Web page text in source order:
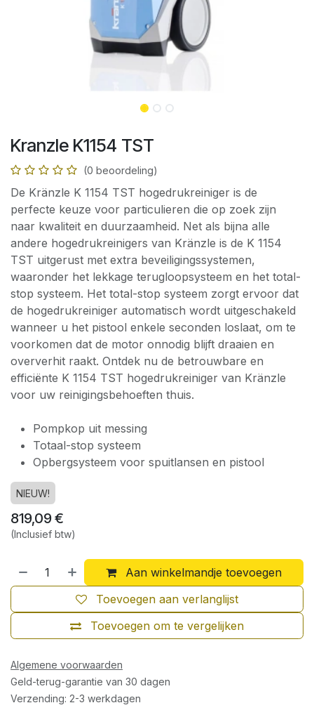
Kranzle K1154 TST
(0 beoordeling)
De Kränzle K 1154 TST hogedrukreiniger is de
perfecte keuze voor particulieren die op zoek zijn
naar kwaliteit en duurzaamheid. Net als bijna alle
andere hogedrukreinigers van Kränzle is de K 1154
TST uitgerust met extra beveiligingssystemen,
waaronder het lekkage terugloopsysteem en het total-
stop systeem. Het total-stop systeem zorgt ervoor dat
de hogedrukreiniger automatisch wordt uitgeschakeld
wanneer u het pistool enkele seconden loslaat, om te
voorkomen dat de motor onnodig blijft draaien en
oververhit raakt. Ontdek nu de betrouwbare en
efficiënte K 1154 TST hogedrukreiniger van Kränzle
voor uw reinigingsbehoeften thuis.
Pompkop uit messing
Totaal-stop systeem
Opbergsysteem voor spuitlansen en pistool
NIEUW!
819,09€
(Inclusief btw)
Aan winkelmandje toevoegen
Toevoegen om te vergelijken
Toevoegen aan verlanglijst
Algemene voorwaarden
Geld-terug-garantie van 30 dagen
Verzending: 2-3 werkdagen